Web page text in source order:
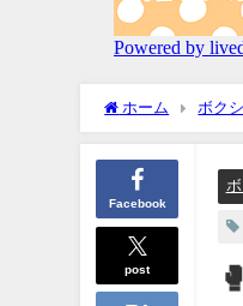
ホーム ボク
Facebook
post